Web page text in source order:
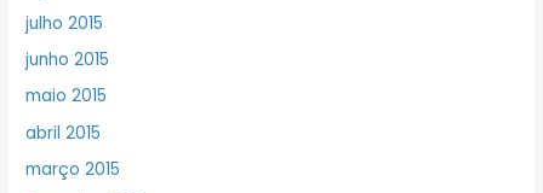
julho 2015
junho 2015
maio 2015
abril 2015
março 2015